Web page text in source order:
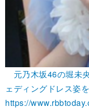
元乃木坂46の堀未
ェディングドレス姿を
https://